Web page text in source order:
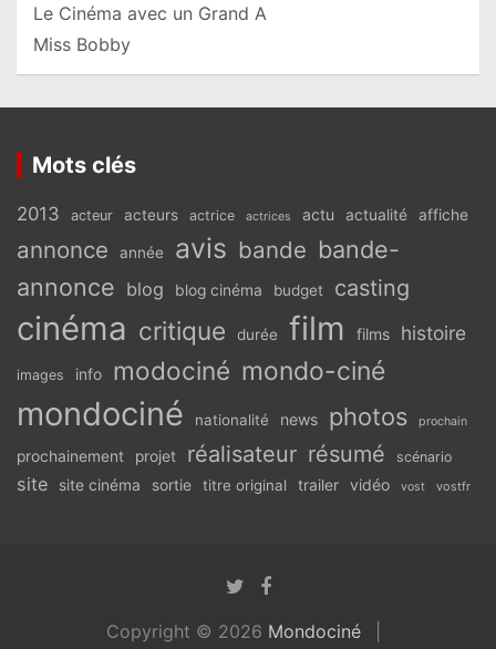
Le Cinéma avec un Grand A
Miss Bobby
Mots clés
2013 acteur acteurs actrice actrices actu actualité affiche
annonce année avis bande bande-
annonce blog blog cinéma budget casting
cinéma critique durée film films histoire
images info modociné mondo-ciné
mondociné nationalité news photos prochain
prochainement projet réalisateur résumé scénario
site site cinéma sortie titre original trailer vidéo vost vostfr
Copyright © 2026 Mondociné